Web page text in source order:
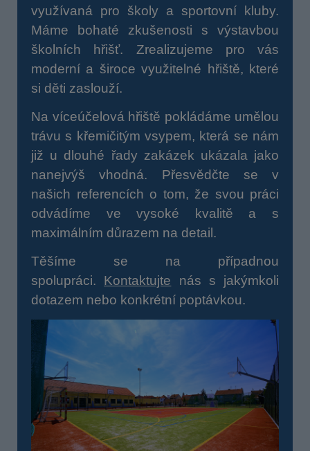
využívaná pro školy a sportovní kluby.
Máme bohaté zkušenosti s výstavbou
školních hřišť. Zrealizujeme pro vás
moderní a široce využitelné hřiště, které
si děti zaslouží.
Na víceúčelová hřiště pokládáme umělou
trávu s křemičitým vsypem, která se nám
již u dlouhé řady zakázek ukázala jako
nanejvýš vhodná. Přesvědčte se v
našich referencích o tom, že svou práci
odvádíme ve vysoké kvalitě a s
maximálním důrazem na detail.
Těšíme se na případnou
spolupráci. Kontaktujte nás s jakýmkoli
dotazem nebo konkrétní poptávkou.